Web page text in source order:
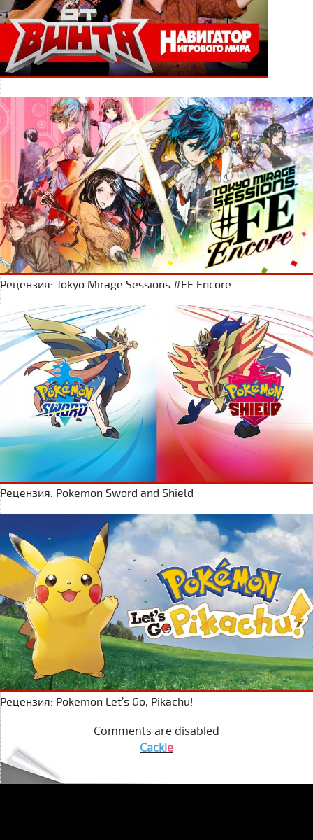
Рецензия: Tokyo Mirage Sessions #FE Encore
Рецензия: Pokemon Sword and Shield
Рецензия: Pokemon Let’s Go, Pikachu!
Comments are disabled
Cackle